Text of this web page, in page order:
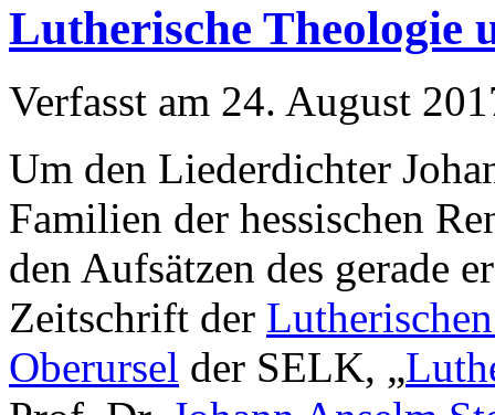
Lutherische Theologie
Verfasst am 24. August
Um den Liederdichter
Familien der hessischen
den Aufsätzen des gerade
Zeitschrift der
Oberursel der SELK, „